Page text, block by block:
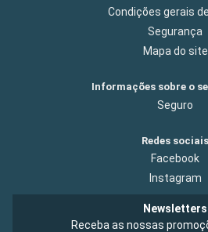
Condições gerais
Segurança
Mapa do site
Informações sobre o
Seguro
Redes sociais
Facebook
Instagram
Newsletters
Receba as nossas